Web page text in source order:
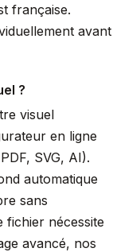
française.
avant
?
visuel
en ligne
SVG, AI).
automatique
sans
fichier nécessite
avancé, nos